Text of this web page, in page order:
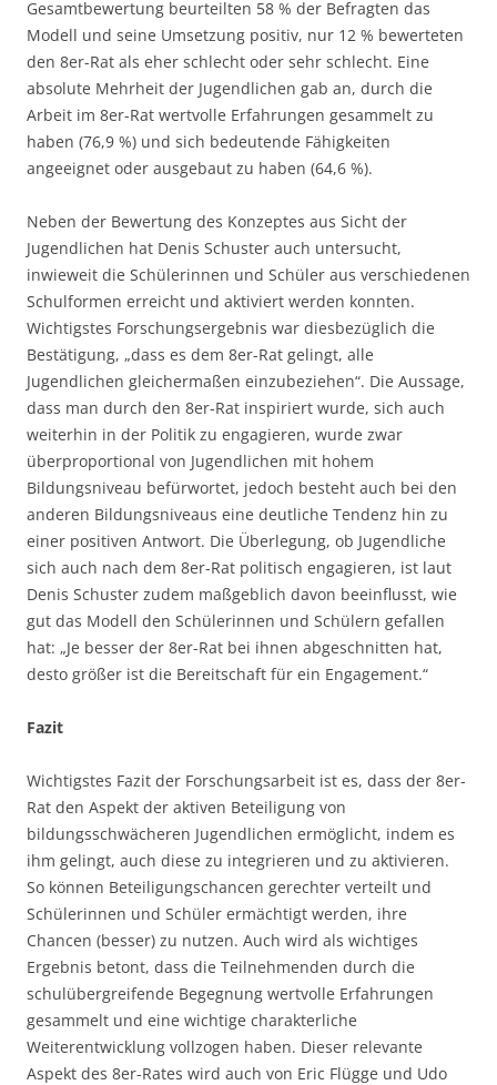
Gesamtbewertung beurteilten 58 % der Befragten das
Modell und seine Umsetzung positiv, nur 12 % bewerteten
den 8er-Rat als eher schlecht oder sehr schlecht. Eine
absolute Mehrheit der Jugendlichen gab an, durch die
Arbeit im 8er-Rat wertvolle Erfahrungen gesammelt zu
haben (76,9 %) und sich bedeutende Fähigkeiten
angeeignet oder ausgebaut zu haben (64,6 %).
Neben der Bewertung des Konzeptes aus Sicht der
Jugendlichen hat Denis Schuster auch untersucht,
inwieweit die Schülerinnen und Schüler aus verschiedenen
Schulformen erreicht und aktiviert werden konnten.
Wichtigstes Forschungsergebnis war diesbezüglich die
Bestätigung, „dass es dem 8er-Rat gelingt, alle
Jugendlichen gleichermaßen einzubeziehen“. Die Aussage,
dass man durch den 8er-Rat inspiriert wurde, sich auch
weiterhin in der Politik zu engagieren, wurde zwar
überproportional von Jugendlichen mit hohem
Bildungsniveau befürwortet, jedoch besteht auch bei den
anderen Bildungsniveaus eine deutliche Tendenz hin zu
einer positiven Antwort. Die Überlegung, ob Jugendliche
sich auch nach dem 8er-Rat politisch engagieren, ist laut
Denis Schuster zudem maßgeblich davon beeinflusst, wie
gut das Modell den Schülerinnen und Schülern gefallen
hat: „Je besser der 8er-Rat bei ihnen abgeschnitten hat,
desto größer ist die Bereitschaft für ein Engagement.“
Fazit
Wichtigstes Fazit der Forschungsarbeit ist es, dass der 8er-
Rat den Aspekt der aktiven Beteiligung von
bildungsschwächeren Jugendlichen ermöglicht, indem es
ihm gelingt, auch diese zu integrieren und zu aktivieren.
So können Beteiligungschancen gerechter verteilt und
Schülerinnen und Schüler ermächtigt werden, ihre
Chancen (besser) zu nutzen. Auch wird als wichtiges
Ergebnis betont, dass die Teilnehmenden durch die
schulübergreifende Begegnung wertvolle Erfahrungen
gesammelt und eine wichtige charakterliche
Weiterentwicklung vollzogen haben. Dieser relevante
Aspekt des 8er-Rates wird auch von Eric Flügge und Udo